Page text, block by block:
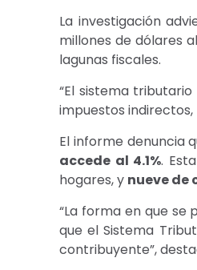
La investigación
millones de dólares
lagunas fiscales.
“El sistema
impuestos indirectos,
El informe denuncia
accede al 4.1%.
hogares, y nueve de
“La forma en que se
que el Sistema
contribuyente”,